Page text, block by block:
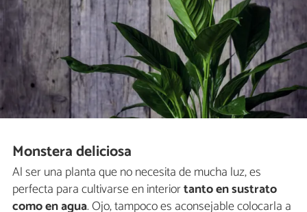
Monstera deliciosa
Al ser una planta que no necesita de mucha luz, es
perfecta para cultivarse en interiortanto en sustrato
como en agua. Ojo, tampoco es aconsejable colocarla a